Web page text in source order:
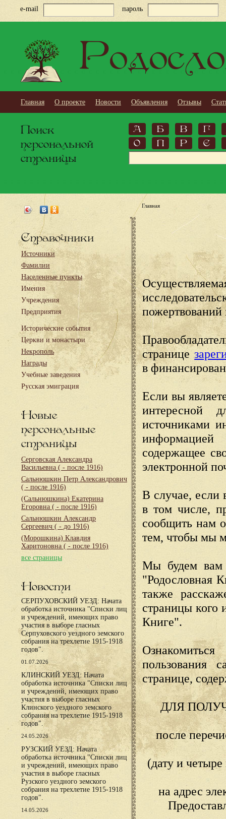
e-mail пароль
Главная О проекте Новости Объявления Отзывы
Поиск
персональной
страницы
А Б В
Г
О
П Р С
Справочники
Источники
Фамилии
Населенные пункты
Имения
Учреждения
Предприятия
Исторические события
Церкви и монастыри
Некрополь
Награды
Учебные заведения
Русская эмиграция
Новые
персональные
страницы
Серговская Александра
Васильевна ( - после 1916)
Сальнюшкин Петр Александрович
( - после 1916)
(Сальнюшкина) Екатерина
Егоровна ( - после 1916)
Сальнюшкин Александр
Сергеевич ( - до 1916)
(Морошкина) Клавдия
Харитоновна ( - после 1916)
все страницы
Новости
СЕРПУХОВСКИЙ УЕЗД: Начата
обработка источника "Списки лиц
и учреждений, имеющих право
участия в выборе гласных
Серпуховского уездного земского
собрания на трехлетие 1915-1918
годов".
01.07.2026
КЛИНСКИЙ УЕЗД: Начата
обработка источника "Списки лиц
и учреждений, имеющих право
участия в выборе гласных
Клинского уездного земского
собрания на трехлетие 1915-1918
годов".
24.05.2026
РУЗСКИЙ УЕЗД: Начата
обработка источника "Списки лиц
и учреждений, имеющих право
участия в выборе гласных
Рузского уездного земского
собрания на трехлетие 1915-1918
годов".
14.05.2026
Главная
пожертвований
странице
в
Если вы
интересной
источниками
содержащее
электронной
В случае, если
в том числе,
сообщить нам
тем, чтобы мы
Мы будем вам
"Родословная
также
страницы кого
Книге".
пользования
странице,
ДЛЯ
после
(дату и
на адрес